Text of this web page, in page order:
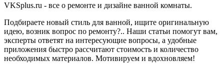
VKSplus.ru - все о ремонте и дизайне ванной комнаты.
Подбираете новый стиль для ванной, ищите оригинальную
идею, возник вопрос по ремонту?.. Наши статьи помогут вам,
эксперты ответят на интересующие вопросы, а удобные
приложения быстро рассчитают стоимость и количество
необходимых материалов. Мотивируем и вдохновляем!